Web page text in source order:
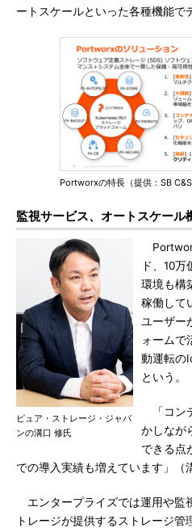
ートスケールといった各種機能で
Portworxの特長（提供：SB C&S
監視サービス、オートスケール
ピュア・ストレージ・ジャパ
ンの溝口 修氏
ド、10
環境も構
稼働して
ユーザー
ォームで
動運転の
という。
「コン
かしなが
できる点
での導入実績も増えています」（
エンタープライズでは運用や監
トレージが提供するストレージ管